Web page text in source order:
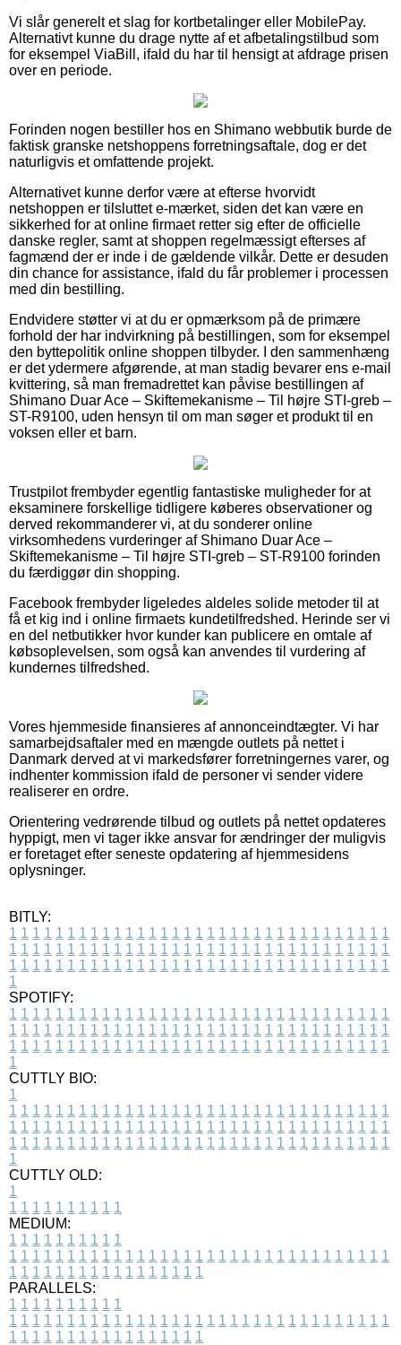
Vi slår generelt et slag for kortbetalinger eller MobilePay.
Alternativt kunne du drage nytte af et afbetalingstilbud som
for eksempel ViaBill, ifald du har til hensigt at afdrage prisen
over en periode.
Forinden nogen bestiller hos en Shimano webbutik burde de
faktisk granske netshoppens forretningsaftale, dog er det
naturligvis et omfattende projekt.
Alternativet kunne derfor være at efterse hvorvidt
netshoppen er tilsluttet e-mærket, siden det kan være en
sikkerhed for at online firmaet retter sig efter de officielle
danske regler, samt at shoppen regelmæssigt efterses af
fagmænd der er inde i de gældende vilkår. Dette er desuden
din chance for assistance, ifald du får problemer i processen
med din bestilling.
Endvidere støtter vi at du er opmærksom på de primære
forhold der har indvirkning på bestillingen, som for eksempel
den byttepolitik online shoppen tilbyder. I den sammenhæng
er det ydermere afgørende, at man stadig bevarer ens e-mail
kvittering, så man fremadrettet kan påvise bestillingen af
Shimano Duar Ace – Skiftemekanisme – Til højre STI-greb –
ST-R9100, uden hensyn til om man søger et produkt til en
voksen eller et barn.
Trustpilot frembyder egentlig fantastiske muligheder for at
eksaminere forskellige tidligere køberes observationer og
derved rekommanderer vi, at du sonderer online
virksomhedens vurderinger af Shimano Duar Ace –
Skiftemekanisme – Til højre STI-greb – ST-R9100 forinden
du færdiggør din shopping.
Facebook frembyder ligeledes aldeles solide metoder til at
få et kig ind i online firmaets kundetilfredshed. Herinde ser vi
en del netbutikker hvor kunder kan publicere en omtale af
købsoplevelsen, som også kan anvendes til vurdering af
kundernes tilfredshed.
Vores hjemmeside finansieres af annonceindtægter. Vi har
samarbejdsaftaler med en mængde outlets på nettet i
Danmark derved at vi markedsfører forretningernes varer, og
indhenter kommission ifald de personer vi sender videre
realiserer en ordre.
Orientering vedrørende tilbud og outlets på nettet opdateres
hyppigt, men vi tager ikke ansvar for ændringer der muligvis
er foretaget efter seneste opdatering af hjemmesidens
oplysninger.
BITLY:
1 1 1 1 1 1 1 1 1 1 1 1 1 1 1 1 1 1 1 1 1 1 1 1 1 1 1 1 1 1 1 1 1
1 1 1 1 1 1 1 1 1 1 1 1 1 1 1 1 1 1 1 1 1 1 1 1 1 1 1 1 1 1 1 1 1
1 1 1 1 1 1 1 1 1 1 1 1 1 1 1 1 1 1 1 1 1 1 1 1 1 1 1 1 1 1 1 1 1
1
SPOTIFY:
1 1 1 1 1 1 1 1 1 1 1 1 1 1 1 1 1 1 1 1 1 1 1 1 1 1 1 1 1 1 1 1 1
1 1 1 1 1 1 1 1 1 1 1 1 1 1 1 1 1 1 1 1 1 1 1 1 1 1 1 1 1 1 1 1 1
1 1 1 1 1 1 1 1 1 1 1 1 1 1 1 1 1 1 1 1 1 1 1 1 1 1 1 1 1 1 1 1 1
1
CUTTLY BIO:
1
1 1 1 1 1 1 1 1 1 1 1 1 1 1 1 1 1 1 1 1 1 1 1 1 1 1 1 1 1 1 1 1 1
1 1 1 1 1 1 1 1 1 1 1 1 1 1 1 1 1 1 1 1 1 1 1 1 1 1 1 1 1 1 1 1 1
1 1 1 1 1 1 1 1 1 1 1 1 1 1 1 1 1 1 1 1 1 1 1 1 1 1 1 1 1 1 1 1 1
1
CUTTLY OLD:
1
1 1 1 1 1 1 1 1 1 1
MEDIUM:
1 1 1 1 1 1 1 1 1 1
1 1 1 1 1 1 1 1 1 1 1 1 1 1 1 1 1 1 1 1 1 1 1 1 1 1 1 1 1 1 1 1 1
1 1 1 1 1 1 1 1 1 1 1 1 1 1 1 1 1
PARALLELS:
1 1 1 1 1 1 1 1 1 1
1 1 1 1 1 1 1 1 1 1 1 1 1 1 1 1 1 1 1 1 1 1 1 1 1 1 1 1 1 1 1 1 1
1 1 1 1 1 1 1 1 1 1 1 1 1 1 1 1 1